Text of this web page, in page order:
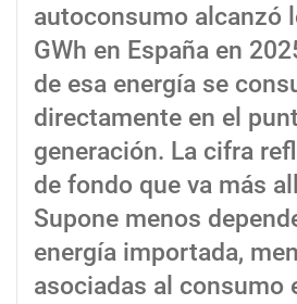
autoconsumo alcanzó
GWh en España en
de esa energía se
directamente en el
generación. La cifra
de fondo que va más
Supone menos
energía importada,
asociadas al consumo